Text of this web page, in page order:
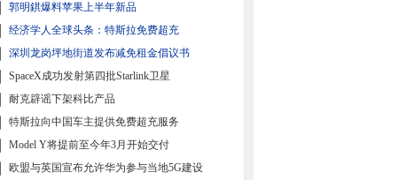
郭明錤爆料苹果上半年新品
经济学人全球头条：特斯拉免费超充
深圳龙岗坪地街道发布减免租金倡议书
SpaceX成功发射第四批Starlink卫星
耐克辟谣下架科比产品
特斯拉向中国车主提供免费超充服务
Model Y将提前至今年3月开始交付
欧盟与英国宣布允许华为参与当地5G建设